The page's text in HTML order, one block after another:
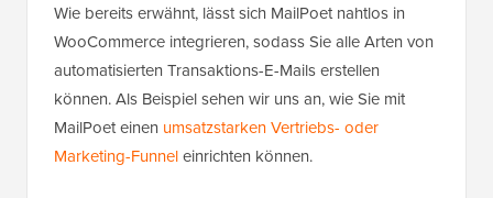
Wie bereits erwähnt, lässt sich MailPoet nahtlos in
WooCommerce integrieren, sodass Sie alle Arten von
automatisierten Transaktions-E-Mails erstellen
können. Als Beispiel sehen wir uns an, wie Sie mit
MailPoet einen umsatzstarken Vertriebs- oder
Marketing-Funneleinrichten können.